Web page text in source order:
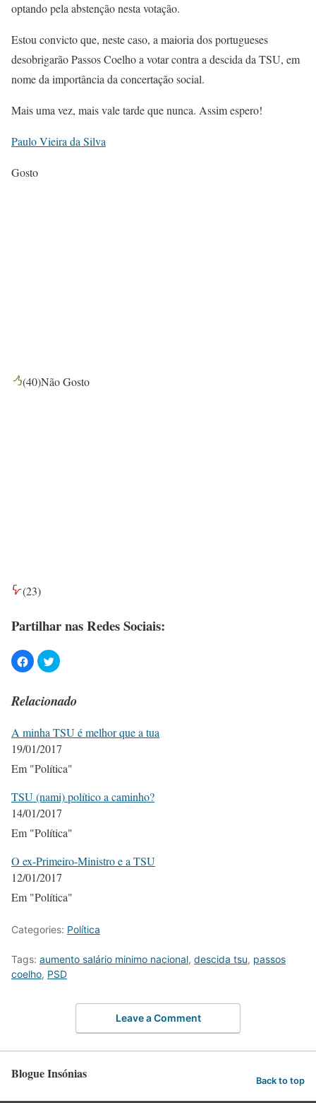
optando pela abstenção nesta votação.
Estou convicto que, neste caso, a maioria dos portugueses
desobrigarão Passos Coelho a votar contra a descida da TSU, em
nome da importância da concertação social.
Mais uma vez, mais vale tarde que nunca. Assim espero!
Paulo Vieira da Silva
Gosto
(40)Não Gosto
(23)
Partilhar nas Redes Sociais:
Relacionado
A minha TSU é melhor que a tua
19/01/2017
Em "Política"
TSU (nami) político a caminho?
14/01/2017
Em "Política"
O ex-Primeiro-Ministro e a TSU
12/01/2017
Em "Política"
Categories: Política
Tags: aumento salário minimo nacional, descida tsu, passos
coelho, PSD
Leave a Comment
Blogue Insónias Back to top